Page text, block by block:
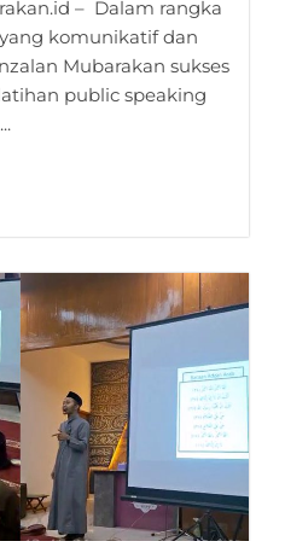
– Dalam rangka
komunikatif dan
Mubarakan sukses
public speaking